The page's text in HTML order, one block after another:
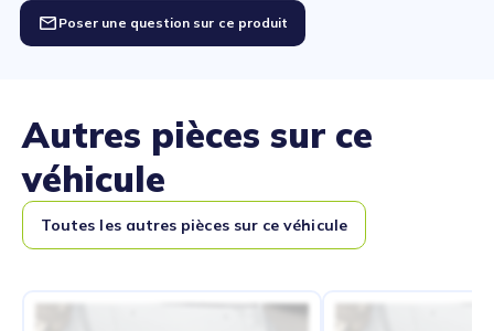
Poser une question sur ce produit
Autres pièces sur ce
véhicule
Toutes les autres pièces sur ce véhicule